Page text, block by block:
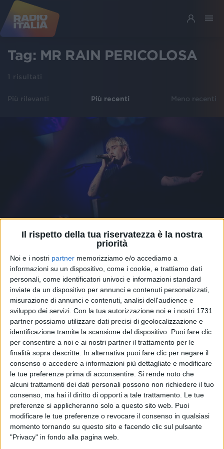
Il rispetto della tua riservatezza è la nostra
priorità
Noi e i nostri partner memorizziamo e/o accediamo a
informazioni su un dispositivo, come i cookie, e trattiamo dati
personali, come identificatori univoci e informazioni standard
inviate da un dispositivo per annunci e contenuti personalizzati,
misurazione di annunci e contenuti, analisi dell'audience e
sviluppo dei servizi. Con la tua autorizzazione noi e i nostri 1731
partner possiamo utilizzare dati precisi di geolocalizzazione e
identificazione tramite la scansione del dispositivo. Puoi fare clic
per consentire a noi e ai nostri partner il trattamento per le
finalità sopra descritte. In alternativa puoi fare clic per negare il
consenso o accedere a informazioni più dettagliate e modificare
le tue preferenze prima di acconsentire. Si rende noto che
alcuni trattamenti dei dati personali possono non richiedere il tuo
consenso, ma hai il diritto di opporti a tale trattamento. Le tue
preferenze si applicheranno solo a questo sito web. Puoi
modificare le tue preferenze o revocare il consenso in qualsiasi
momento tornando su questo sito e facendo clic sul pulsante
"Privacy" in fondo alla pagina web.
Tag: MR RAIN PERICOLOSA
1 risultati
Più rilevanti Più recenti Meno recenti
CONTO ALLA ROVESCIA 21 nov 2024
Mr. Rain: il compleanno in tour e una nuova
canzone... “Pericolosa”
Esce venerdì 22 novembre, Chi ha assistito ai primi
concerti nei palazzetti la conosce già a memoria. Chi
non l’ha ancora imparata può ripassare prima dei
prossimi e attesi live di Mattia in programma a Roma,
Firenze e Milano. Noi siamo radio ufficiale
Andrea Daz